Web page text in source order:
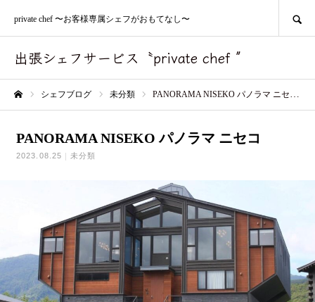
出張シェフサービス〝private chef ″
private chef 〜お客様専属シェフがおもてなし〜
シェフブログ 未分類 PANORAMA NISEKO パノラマ ニセコ
PANORAMA NISEKO パノラマ ニセコ
2023.08.25 未分類